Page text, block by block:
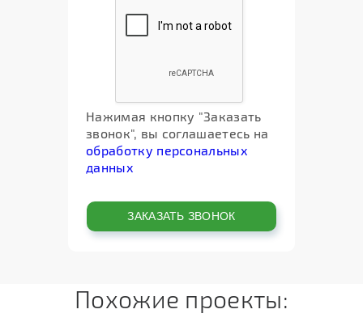
Нажимая кнопку "Заказать
звонок", вы соглашаетесь на
обработку персональных
данных
Похожие проекты: